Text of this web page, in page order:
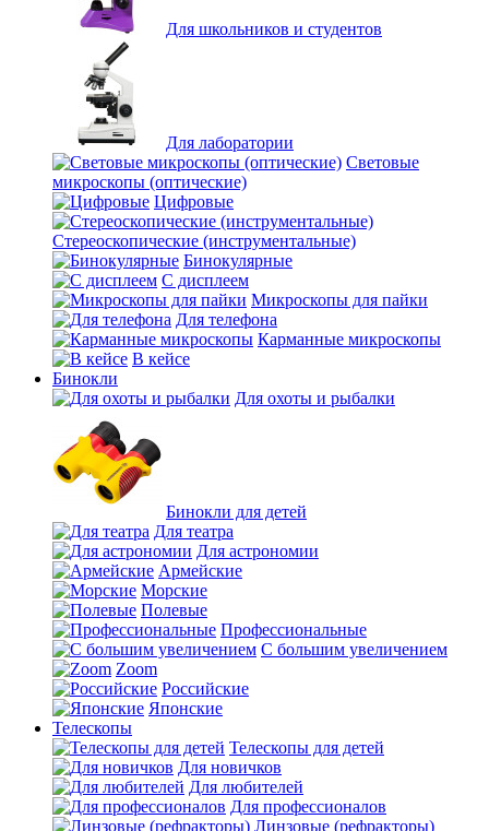
Для школьников и студентов
Для лаборатории
Световые
микроскопы (оптические)
Цифровые
Стереоскопические (инструментальные)
Бинокулярные
С дисплеем
Микроскопы для пайки
Для телефона
Карманные микроскопы
В кейсе
Бинокли
Для охоты и рыбалки
Бинокли для детей
Для театра
Для астрономии
Армейские
Морские
Полевые
Профессиональные
С большим увеличением
Zoom
Российские
Японские
Телескопы
Телескопы для детей
Для новичков
Для любителей
Для профессионалов
Линзовые (рефракторы)